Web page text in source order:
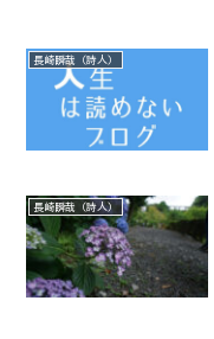
長崎瞬哉（詩人）
長崎瞬哉（詩人）